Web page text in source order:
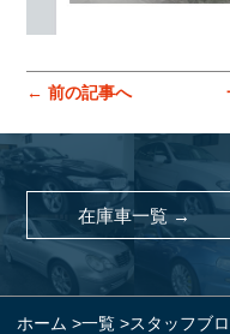
← 前の記事へ
在庫車一覧 →
ホーム >一覧 >スタッフブ
スマートオート（
MAIL :info@smart-
コー
プロテク
コー
プロテク
株式会社
コーポレ